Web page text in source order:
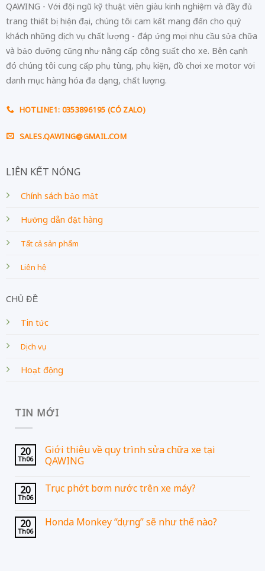
QAWING - Với đội ngũ kỹ thuật viên giàu kinh nghiệm và đầy đủ
trang thiết bị hiện đại, chúng tôi cam kết mang đến cho quý
khách những dịch vụ chất lượng - đáp ứng mọi nhu cầu sửa chữa
và bảo dưỡng cũng như nâng cấp công suất cho xe. Bên cạnh
đó chúng tôi cung cấp phụ tùng, phụ kiện, đồ chơi xe motor với
danh mục hàng hóa đa dạng, chất lượng.
HOTLINE1: 0353896195 (CÓ ZALO)
SALES.QAWING@GMAIL.COM
LIÊN KẾT NÓNG
Chính sách bảo mật
Hướng dẫn đặt hàng
Tất cả sản phẩm
Liên hệ
CHỦ ĐỀ
Tin tức
Dịch vụ
Hoạt động
TIN MỚI
20
Th06
Giới thiệu về quy trình sửa chữa xe tại
QAWING
20
Th06
Trục phớt bơm nước trên xe máy?
20
Th06
Honda Monkey “dựng” sẽ như thế nào?